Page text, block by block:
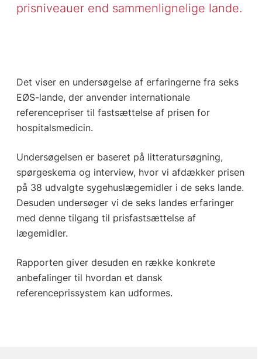
prisniveauer end sammenlignelige lande.
Det viser en undersøgelse af erfaringerne fra seks
EØS-lande, der anvender internationale
referencepriser til fastsættelse af prisen for
hospitalsmedicin.
Undersøgelsen er baseret på litteratursøgning,
spørgeskema og interview, hvor vi afdækker prisen
på 38 udvalgte sygehuslægemidler i de seks lande.
Desuden undersøger vi de seks landes erfaringer
med denne tilgang til prisfastsættelse af
lægemidler.
Rapporten giver desuden en række konkrete
anbefalinger til hvordan et dansk
referenceprissystem kan udformes.